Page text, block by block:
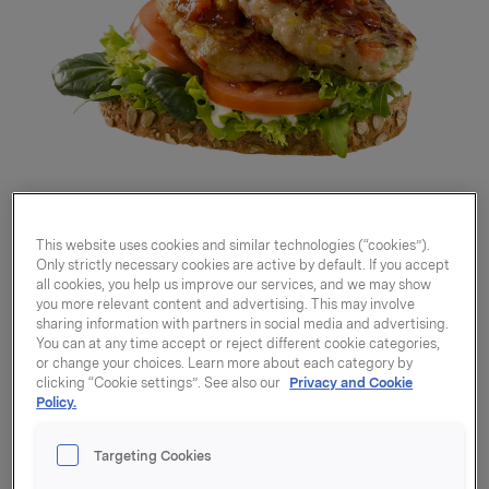
Lunsjkake 115g
Krt à 4,8 kg, 42 stk
This website uses cookies and similar technologies (“cookies”).
Only strictly necessary cookies are active by default. If you accept
all cookies, you help us improve our services, and we may show
you more relevant content and advertising. This may involve
sharing information with partners in social media and advertising.
You can at any time accept or reject different cookie categories,
or change your choices. Learn more about each category by
clicking “Cookie settings”. See also our Privacy and Cookie
Policy.
Targeting Cookies